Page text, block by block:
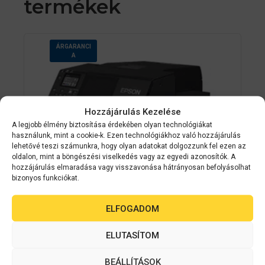
Hozzájárulás Kezelése
A legjobb élmény biztosítása érdekében olyan technológiákat
használunk, mint a cookie-k. Ezen technológiákhoz való hozzájárulás
lehetővé teszi számunkra, hogy olyan adatokat dolgozzunk fel ezen az
oldalon, mint a böngészési viselkedés vagy az egyedi azonosítók. A
hozzájárulás elmaradása vagy visszavonása hátrányosan befolyásolhat
bizonyos funkciókat.
ELFOGADOM
ELUTASÍTOM
BEÁLLÍTÁSOK
termékek
ÁRGARANCI
A
EPSON ColorWorks CW-C6500Pe